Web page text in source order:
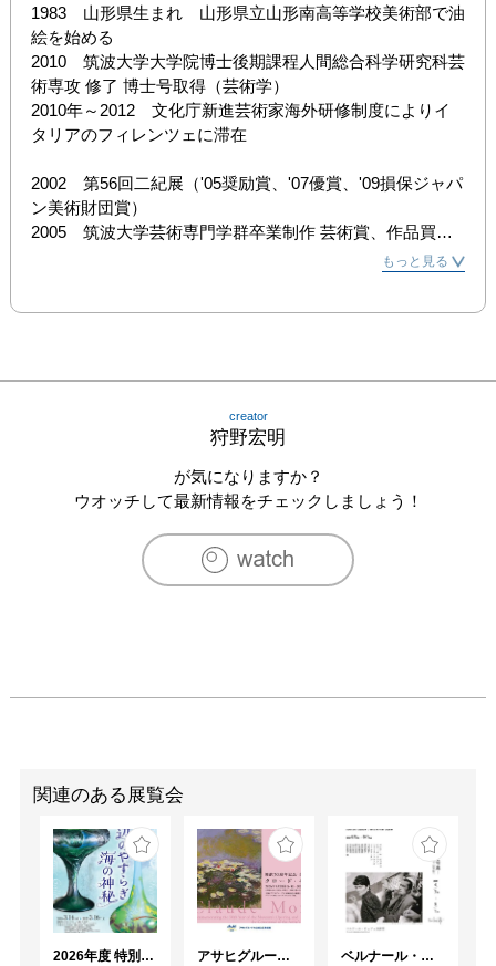
1983　山形県生まれ　山形県立山形南高等学校美術部で油
絵を始める
2010　筑波大学大学院博士後期課程人間総合科学研究科芸
術専攻 修了 博士号取得（芸術学）
2010年～2012　文化庁新進芸術家海外研修制度によりイ
タリアのフィレンツェに滞在
2002　第56回二紀展（'05奨励賞、'07優賞、'09損保ジャパ
ン美術財団賞）
2005　筑波大学芸術専門学群卒業制作 芸術賞、作品買上
2007　第1回ビエンナーレうしく／牛久市中央生涯学習セ
2007　第12回ふるさとの風景展（大賞、'08招待出品、作
品寄贈）／喜多方市美術館（福島）
2007　第18回富嶽ビエンナーレ／静岡県立美術館（静
2007　第16回佐藤財団奨学生美術展／佐藤美術館（東
2008　アート台北2008（'10）／台北ワールドトレードセ
2009　アートフェア東京2009／東京国際フォーラム（東
2010　個展／ギャラリー広田美術（東京）
2011　狩野宏明、福崎翼展／Locanda degli Artisti、（フィ
レンツェ）
2012　アートフェア東京2012／東京国際フォーラム（東
京）
2013　アートフェア東京2013／東京国際フォーラム（東
もっと見る
creator
狩野宏明
が気になりますか？
ウオッチして最新情報をチェックしましょう！
関連のある展覧会
2026年度 特別展「ガレとドーム、アール･ヌーヴォーのガラス 水辺のやすらぎ、海の神秘」 アサヒグループ大山崎山荘美術館 開館30周年記念展「没後100年 クロード・モネ」 ベルナール・ビュフェと写真 ーカメラがとらえたビュフェとその時代、そして21 世紀へ